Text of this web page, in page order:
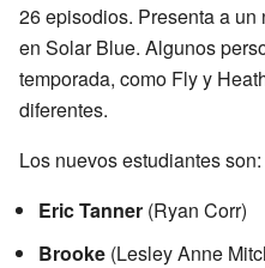
26 episodios. Presenta a
en Solar Blue. Algunos
temporada, como Fly y
diferentes.
Los nuevos estudiantes son:
Eric Tanner (Ryan Corr)
Brooke (Lesley Anne